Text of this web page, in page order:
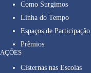
Como Surgimos
Linha do Tempo
Espaços de Participação
Prêmios
AÇÕES
Cisternas nas Escolas